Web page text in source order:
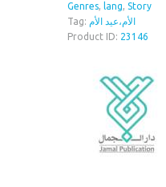
Genres, lang, Story
Tag: الأم،عيد الأم
Product ID: 23146